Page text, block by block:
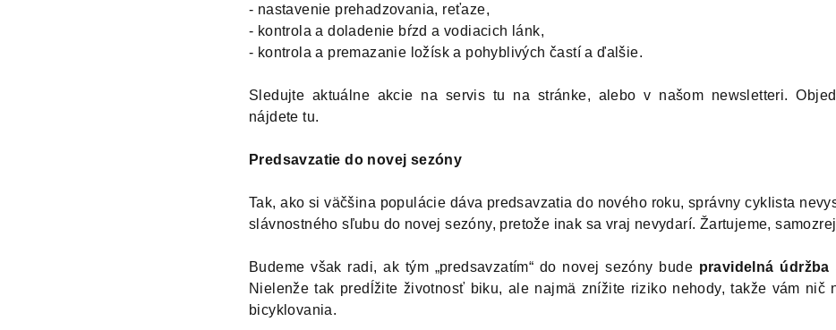
- nastavenie prehadzovania, reťaze,
- kontrola a doladenie bŕzd a vodiacich lánk,
- kontrola a premazanie ložísk a pohyblivých častí a ďalšie.
Sledujte aktuálne akcie na servis tu na stránke, alebo v našom newsletteri.
nájdete tu.
Predsavzatie do novej sezóny
Tak, ako si väčšina populácie dáva predsavzatia do nového roku, správny cyklista
slávnostného sľubu do novej sezóny, pretože inak sa vraj nevydarí. Žartujeme,
Budeme však radi, ak tým „predsavzatím“ do novej sezóny bude pravidelná
Nielenže tak predĺžite životnosť biku, ale najmä znížite riziko nehody, takže vám nič
bicyklovania.